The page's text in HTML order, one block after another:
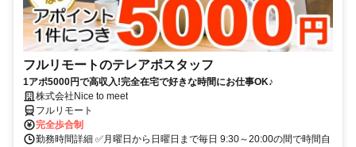
フルリモートのテレアポスタッフ
1アポ5000円で高収入!完全在宅で好きな時間にお仕事OK♪
株式会社Nice to meet
フルリモート
完全歩合制
勤務時間詳細 ✅月曜日から日曜日まで毎日 9:30～20:00の間で時間自